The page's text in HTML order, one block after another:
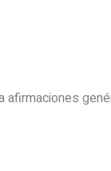
afirmaciones